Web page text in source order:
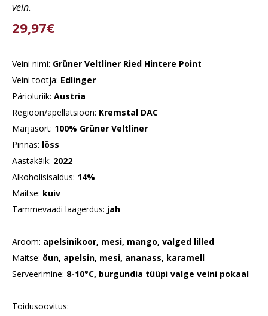
vein.
29,97€
Veini nimi: Grüner Veltliner Ried Hintere Point
Veini tootja: Edlinger
Pärioluriik: Austria
Regioon/apellatsioon: Kremstal DAC
Marjasort: 100% Grüner Veltliner
Pinnas: löss
Aastakäik: 2022
Alkoholisisaldus: 14%
Maitse: kuiv
Tammevaadi laagerdus: jah
Aroom: apelsinikoor, mesi, mango, valged lilled
Maitse: õun, apelsin, mesi, ananass, karamell
Serveerimine: 8-10°C, burgundia tüüpi valge veini pokaal
Toidusoovitus: